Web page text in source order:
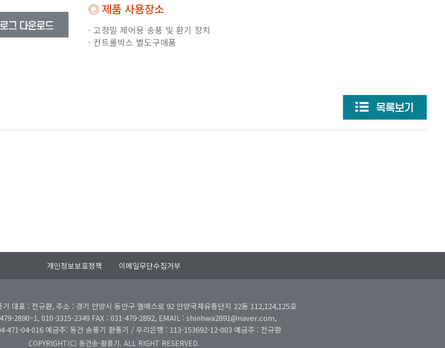
◎ 제품 사용장소
· 고정밀 제어용 송풍 및 환기 장치
· 컨트롤박스 별도구매품
개인정보보호정책 이메일무단수집거부
기 대표 : 전규환, 주소 : 경기 안양시 동안구 엘에스로 92 안양국제유통단지 22동 112,124,125호
2890~1, 010-3315-2349 FAX : 031-479-2892, EMAIL : shinhwa2891@naver.com,
471-04-016 예금주: 동건 송풍기 환풍기 / 우리은행 : 113-153692-12-003 예금주 : 전규환
COPYRIGHT(C) 동건송-환풍기. ALL RIGHT RESERVED.